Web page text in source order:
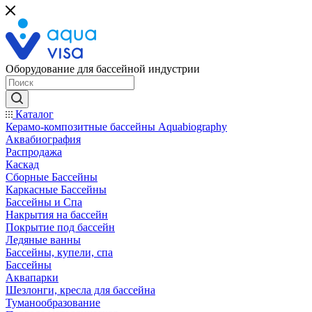
Оборудование для бассейной индустрии
Каталог
Керамо-композитные бассейны Aquabiography
Аквабиография
Распродажа
Каскад
Сборные Бассейны
Каркасные Бассейны
Бассейны и Спа
Накрытия на бассейн
Покрытие под бассейн
Ледяные ванны
Бассейны, купели, спа
Бассейны
Аквапарки
Шезлонги, кресла для бассейна
Туманообразование